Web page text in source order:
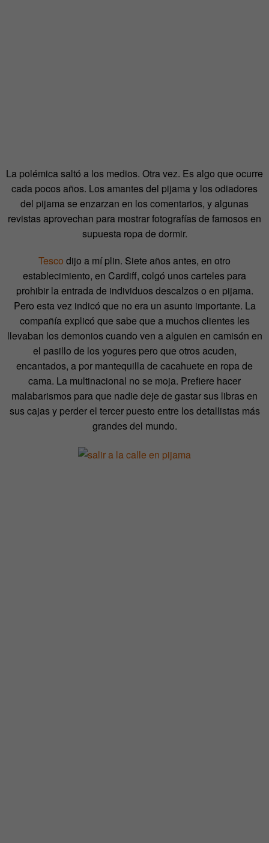
La polémica saltó a los medios. Otra vez. Es algo que ocurre
cada pocos años. Los amantes del pijama y los odiadores
del pijama se enzarzan en los comentarios, y algunas
revistas aprovechan para mostrar fotografías de famosos en
supuesta ropa de dormir.
Tesco dijo a mí plin. Siete años antes, en otro
establecimiento, en Cardiff, colgó unos carteles para
prohibir la entrada de individuos descalzos o en pijama.
Pero esta vez indicó que no era un asunto importante. La
compañía explicó que sabe que a muchos clientes les
llevaban los demonios cuando ven a alguien en camisón en
el pasillo de los yogures pero que otros acuden,
encantados, a por mantequilla de cacahuete en ropa de
cama. La multinacional no se moja. Prefiere hacer
malabarismos para que nadie deje de gastar sus libras en
sus cajas y perder el tercer puesto entre los detallistas más
grandes del mundo.